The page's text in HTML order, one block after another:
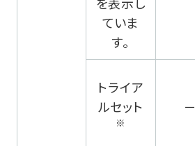
ていま
す。
トライア
ルセット
※
－